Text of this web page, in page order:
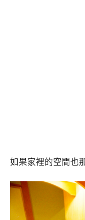
如果家裡的空間也